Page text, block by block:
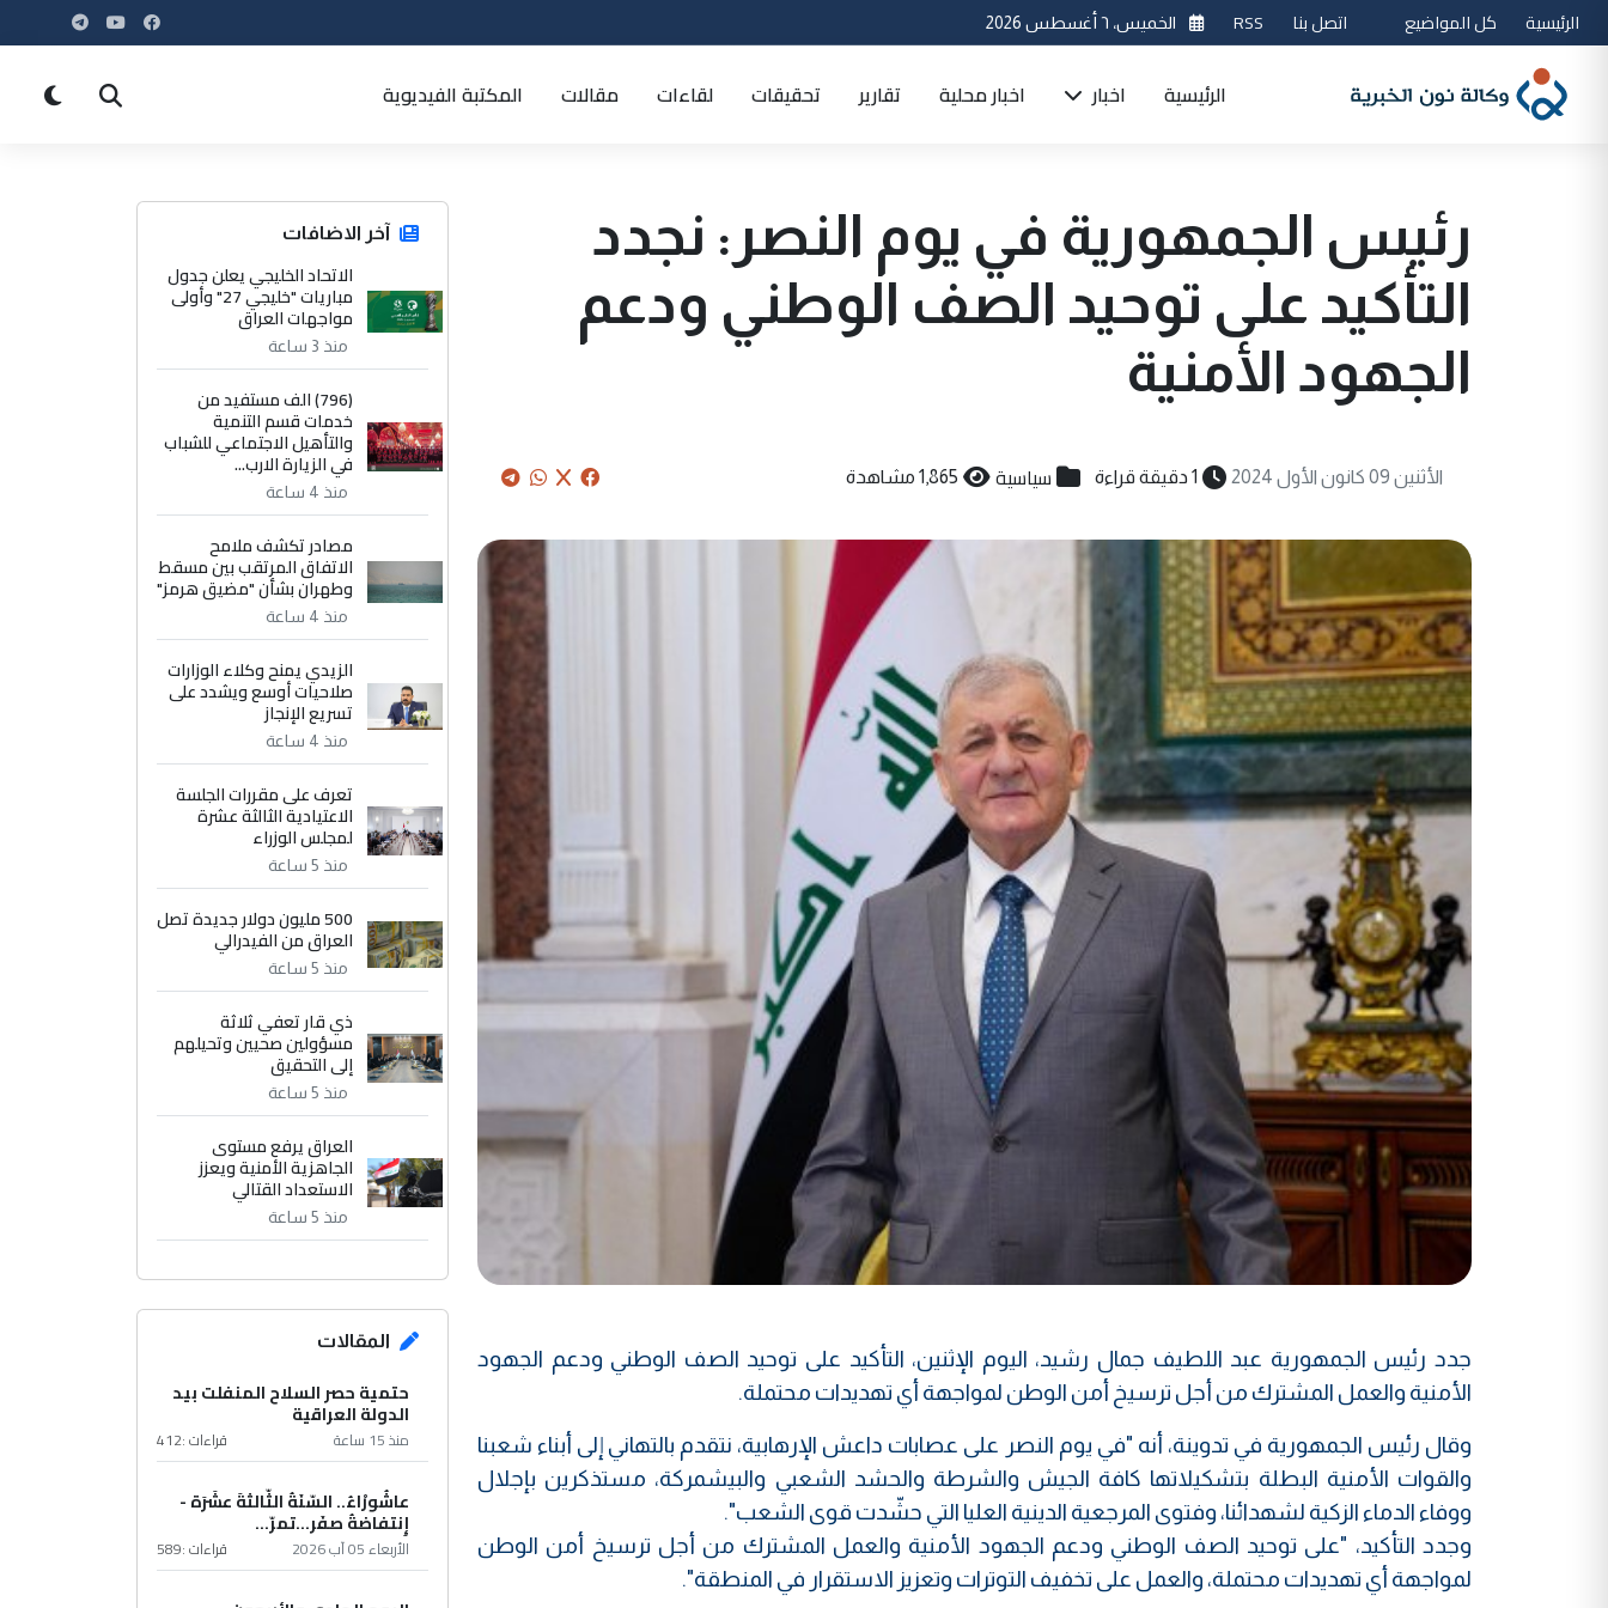
الرئيسية كل المواضيع اتصل بنا RSS الخميس، ٦ أغسطس 2026
الرئيسية اخبار اخبار محلية تقارير تحقيقات لقاءات مقالات المكتبة الفيديوية
رئيس الجمهورية في يوم النصر: نجدد
التأكيد على توحيد الصف الوطني ودعم
الجهود الأمنية
الأثنين 09 كانون الأول 2024 1 دقيقة قراءة سياسية 1,865 مشاهدة
جدد رئيس الجمهورية عبد اللطيف جمال رشيد، اليوم الإثنين، التأكيد على توحيد الصف الوطني ودعم الجهود
الأمنية والعمل المشترك من أجل ترسيخ أمن الوطن لمواجهة أي تهديدات محتملة.
وقال رئيس الجمهورية في تدوينة، أنه "في يوم النصر على عصابات داعش الإرهابية، نتقدم بالتهاني إلى أبناء شعبنا
والقوات الأمنية البطلة بتشكيلاتها كافة الجيش والشرطة والحشد الشعبي والبيشمركة، مستذكرين بإجلال
ووفاء الدماء الزكية لشهدائنا، وفتوى المرجعية الدينية العليا التي حشّدت قوى الشعب".
وجدد التأكيد، "على توحيد الصف الوطني ودعم الجهود الأمنية والعمل المشترك من أجل ترسيخ أمن الوطن
لمواجهة أي تهديدات محتملة، والعمل على تخفيف التوترات وتعزيز الاستقرار في المنطقة".
آخر الاضافات
الاتحاد الخليجي يعلن جدول
مباريات "خليجي 27" وأولى
مواجهات العراق
منذ 3 ساعة
(796) الف مستفيد من
خدمات قسم التنمية
والتأهيل الاجتماعي للشباب
في الزيارة الارب...
منذ 4 ساعة
مصادر تكشف ملامح
الاتفاق المرتقب بين مسقط
وطهران بشأن "مضيق هرمز"
منذ 4 ساعة
الزيدي يمنح وكلاء الوزارات
صلاحيات أوسع ويشدد على
تسريع الإنجاز
منذ 4 ساعة
تعرف على مقررات الجلسة
الاعتيادية الثالثة عشرة
لمجلس الوزراء
منذ 5 ساعة
500 مليون دولار جديدة تصل
العراق من الفيدرالي
منذ 5 ساعة
ذي قار تعفي ثلاثة
مسؤولين صحيين وتحيلهم
إلى التحقيق
منذ 5 ساعة
العراق يرفع مستوى
الجاهزية الأمنية ويعزز
الاستعداد القتالي
منذ 5 ساعة
المقالات
حتمية حصر السلاح المنفلت بيد
الدولة العراقية
منذ 15 ساعة قراءات :412
عاشُورْاءُ.. السّنَةُ الثّالثةَ عشَرَة -
إِنتفاضةُ صفَر…تمرّ...
الأربعاء 05 آب 2026 قراءات :589